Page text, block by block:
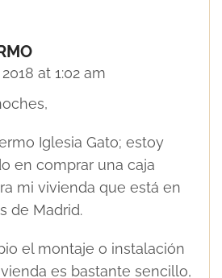
era del Internet de las
at 1:02 am
Iglesia Gato; estoy
en comprar una caja
mi vivienda que está en
de Madrid.
el montaje o instalación
es bastante sencillo,